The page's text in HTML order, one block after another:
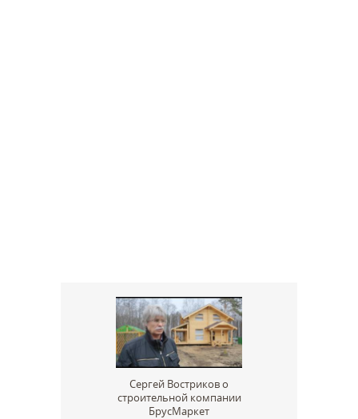
Сергей Востриков о
строительной компании
БрусМаркет